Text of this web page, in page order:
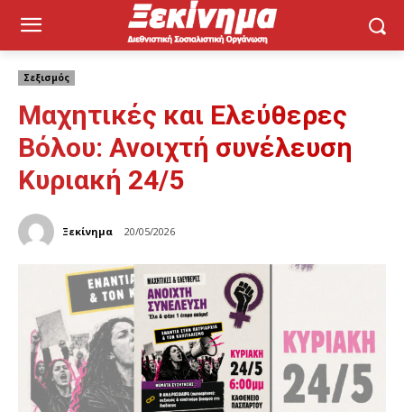
Σεξισμός
Μαχητικές και Ελεύθερες
Βόλου: Ανοιχτή συνέλευση
Κυριακή 24/5
Ξεκίνημα 20/05/2026